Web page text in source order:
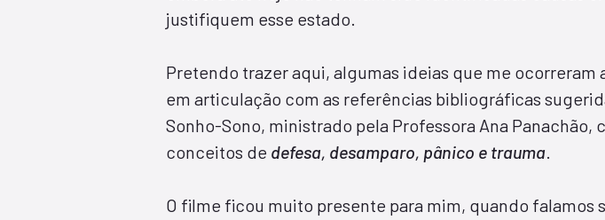
justifiquem esse estado.
Pretendo trazer aqui, algumas ideias que me ocorreram
em articulação com as referências bibliográficas
Sonho-Sono, ministrado pela Professora Ana Panachão,
conceitos de defesa, desamparo, pânico e trauma.
O filme ficou muito presente para mim, quando falamos